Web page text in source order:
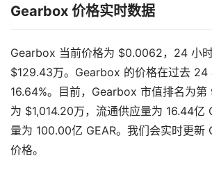
Gearbox 价格实时数据
Gearbox 当前价格为 $0.0062，24 小
$129.43万。Gearbox 的价格在过去 24
16.64%。目前，Gearbox 市值排名为
为 $1,014.20万，流通供应量为 16.44亿
量为 100.00亿 GEAR。我们会实时更新
价格。